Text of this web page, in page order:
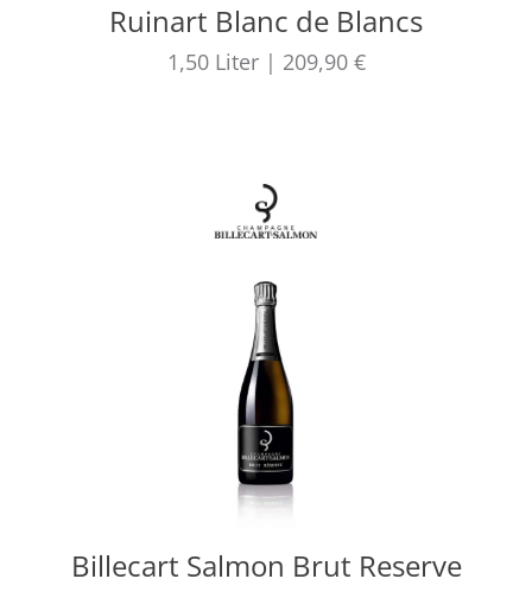
Ruinart Blanc de Blancs
1,50 Liter | 209,90 €
Billecart Salmon Brut Reserve